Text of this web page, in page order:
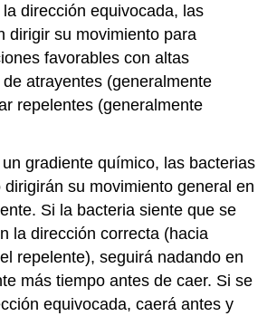
dirección equivocada, las
dirigir su movimiento para
favorables con altas
atrayentes (generalmente
repelentes (generalmente
gradiente químico, las bacterias
su movimiento general en
Si la bacteria siente que se
la dirección correcta (hacia
repelente), seguirá nadando en
más tiempo antes de caer. Si se
equivocada, caerá antes y